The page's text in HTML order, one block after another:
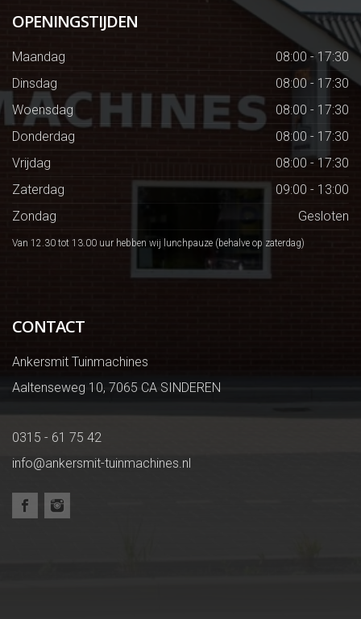
OPENINGSTIJDEN
Maandag
08:00 - 17:30
Dinsdag
08:00 - 17:30
Woensdag
08:00 - 17:30
Donderdag
08:00 - 17:30
Vrijdag
08:00 - 17:30
Zaterdag
09:00 - 13:00
Zondag
Gesloten
Van 12.30 tot 13.00 uur hebben wij lunchpauze (behalve op zaterdag)
CONTACT
Ankersmit Tuinmachines
Aaltenseweg 10, 7065 CA SINDEREN
0315 - 61 75 42
info@ankersmit-tuinmachines.nl